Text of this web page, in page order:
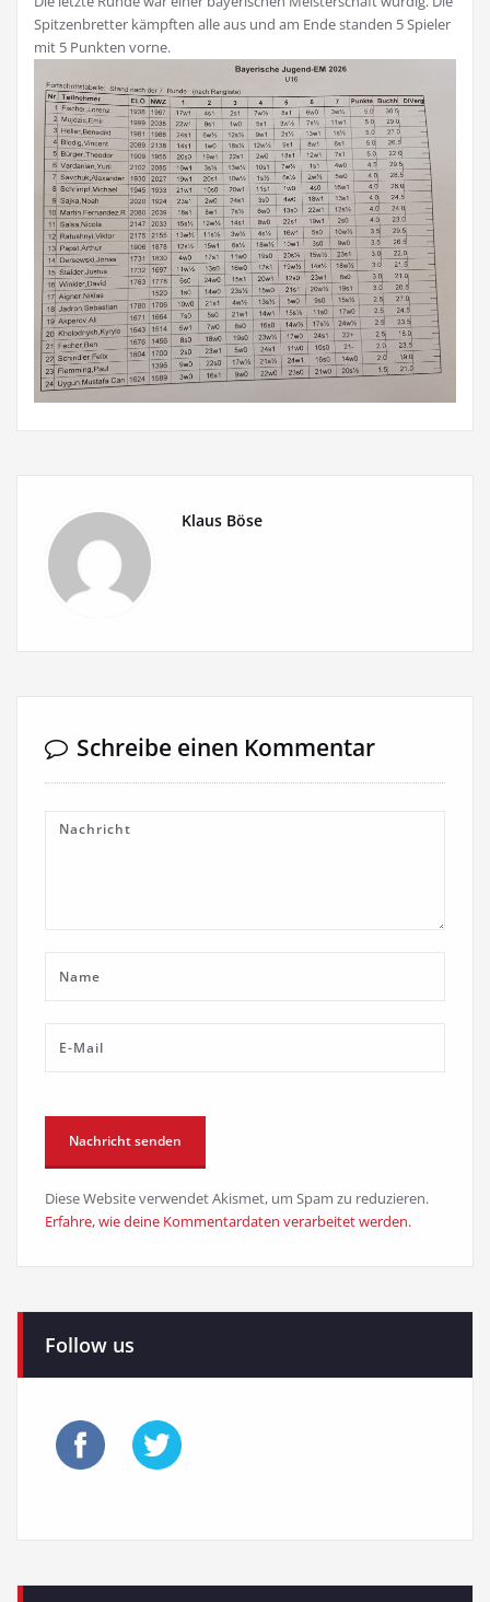
Spitzenbretter kämpften alle aus und am Ende standen 5 Spieler
mit 5 Punkten vorne.
Klaus Böse
Schreibe einen Kommentar
Diese Website verwendet Akismet, um Spam zu reduzieren.
Erfahre, wie deine Kommentardaten verarbeitet werden.
Follow us